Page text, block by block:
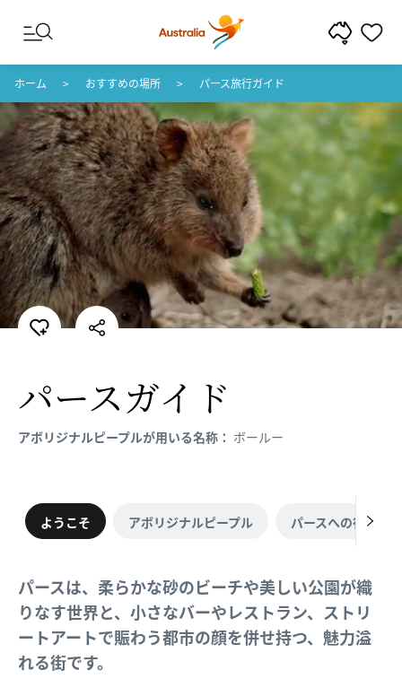
コンテンツへスキップ
フッターナビゲーションへスキップ
ホーム おすすめの場所 パース旅行ガイド
パースガイド
アボリジナルピープルが用いる名称： ボールー
ようこそ アボリジナルピープル パースへの行き方
パースは、柔らかな砂のビーチや美しい公園が織
りなす世界と、小さなバーやレストラン、ストリ
ートアートで賑わう都市の顔を併せ持つ、魅力溢
れる街です。